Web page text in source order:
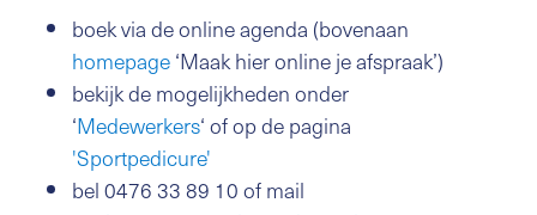
boek via de online agenda (bovenaan
homepage‘Maak hier online je afspraak’)
bekijk de mogelijkheden onder
‘Medewerkers‘ of op de pagina
'Sportpedicure'
bel 0476 33 89 10 of mail